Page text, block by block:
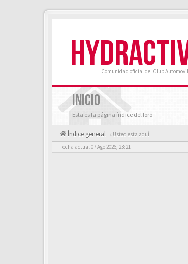
Comunidad oficial del Club
INICIO
Esta es la página índice del foro
Índice general « Usted esta aquí
Fecha actual 07 Ago 2026, 23:21